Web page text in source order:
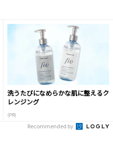
洗うたびになめらかな肌に整えるク
レンジング
(PR)
Recommended by